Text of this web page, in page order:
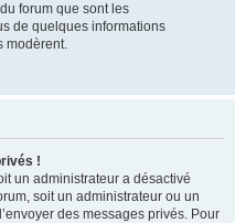
forum que sont les
de quelques informations
modèrent.
!
un administrateur a désactivé
soit un administrateur ou un
des messages privés. Pour